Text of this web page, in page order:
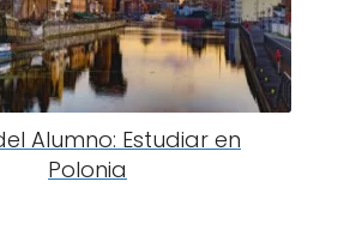
Alumno: Estudiar en
Polonia